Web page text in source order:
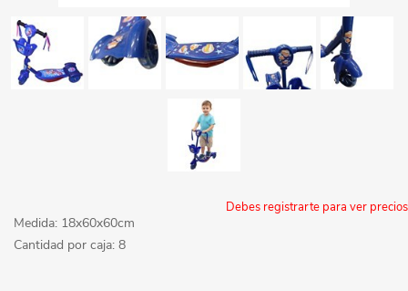
Debes registrarte para ver precios
Medida: 18x60x60cm
Cantidad por caja: 8